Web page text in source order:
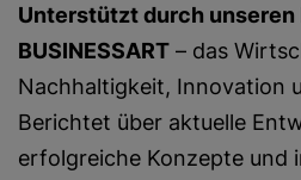
Unterstützt durch unseren
BUSINESSART – das
Nachhaltigkeit, Innovation
Berichtet über aktuelle
erfolgreiche Konzepte und